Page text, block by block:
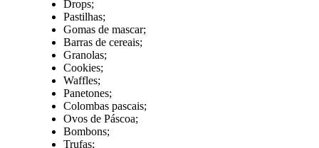
Drops;
Pastilhas;
Gomas de mascar;
Barras de cereais;
Granolas;
Cookies;
Waffles;
Panetones;
Colombas pascais;
Ovos de Páscoa;
Bombons;
Trufas;